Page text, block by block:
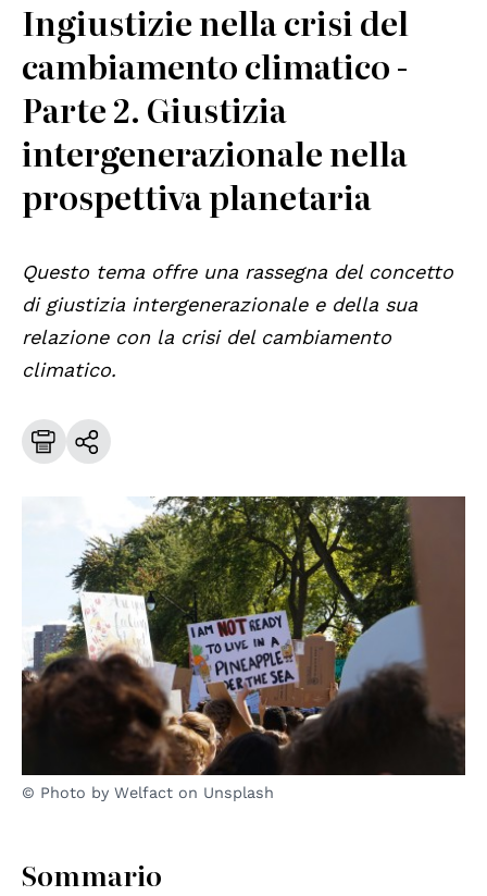
Ingiustizie nella crisi del
cambiamento climatico -
Parte 2. Giustizia
intergenerazionale nella
prospettiva planetaria
Questo tema offre una rassegna del concetto
di giustizia intergenerazionale e della sua
relazione con la crisi del cambiamento
climatico.
© Photo by Welfact on Unsplash
Sommario